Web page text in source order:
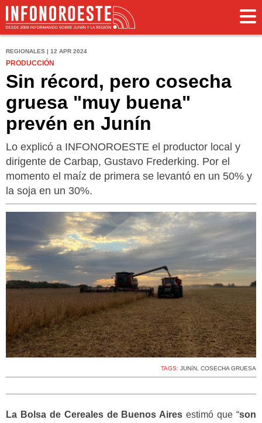
REGIONALES | 12 APR 2024
PRODUCCIÓN
Sin récord, pero cosecha
gruesa "muy buena"
prevén en Junín
Lo explicó a INFONOROESTE el productor local y
dirigente de Carbap, Gustavo Frederking. Por el
momento el maíz de primera se levantó en un 50% y
la soja en un 30%.
TAGS: JUNíN, COSECHA GRUESA
La Bolsa de Cereales de Buenos Aires estimó que “son